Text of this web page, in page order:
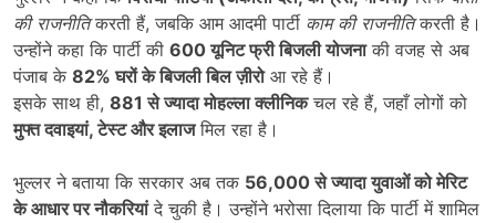
की राजनीतिकरती हैं, जबकि आम आदमी पार्टी काम की राजनीतिकरती है।
उन्होंने कहा कि पार्टी की 600यूनिट फ्री बिजली योजनाकी वजह से अब
पंजाब के 82%घरों के बिजली बिल ज़ीरोआ रहे हैं।
इसके साथ ही, 881से ज्यादा मोहल्ला क्लीनिकचल रहे हैं, जहाँ लोगों को
मुफ्त दवाइयां,टेस्ट और इलाजमिल रहा है।
भुल्लर ने बताया कि सरकार अब तक 56,000से ज्यादा युवाओं को मेरिट
के आधार पर नौकरियांदे चुकी है। उन्होंने भरोसा दिलाया कि पार्टी में शामिल